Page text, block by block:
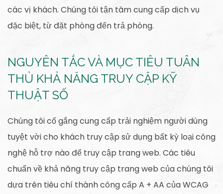
các vị khách. Chúng tôi tận tâm cung cấp dịch vụ
đặc biệt, từ đặt phòng đến trả phòng.
NGUYÊN TẮC VÀ MỤC TIÊU TUÂN
THỦ KHẢ NĂNG TRUY CẬP KỸ
THUẬT SỐ
Chúng tôi cố gắng cung cấp trải nghiệm người dùng
tuyệt vời cho khách truy cập sử dụng bất kỳ loại công
nghệ hỗ trợ nào để truy cập trang web. Các tiêu
chuẩn về khả năng truy cập trang web của chúng tôi
dựa trên tiêu chí thành công cấp A + AA của WCAG